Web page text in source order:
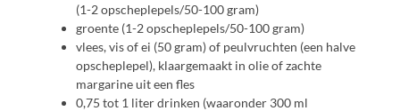
(1-2 opscheplepels/50-100 gram)
groente (1-2 opscheplepels/50-100 gram)
vlees, vis of ei (50 gram) of peulvruchten (een halve
opscheplepel), klaargemaakt in olie of zachte
margarine uit een fles
0,75 tot 1 liter drinken (waaronder 300 ml